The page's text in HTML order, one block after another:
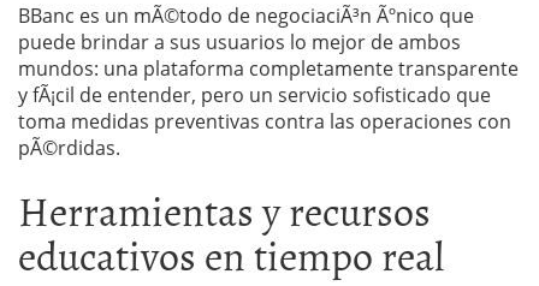
BBanc es un mÃ©todo de negociaciÃ³n Ãºnico que
puede brindar a sus usuarios lo mejor de ambos
mundos: una plataforma completamente transparente
y fÃ¡cil de entender, pero un servicio sofisticado que
toma medidas preventivas contra las operaciones con
pÃ©rdidas.
Herramientas y recursos
educativos en tiempo real